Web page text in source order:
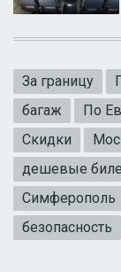
За границу
багаж
По
Скидки
дешевые
Симферополь
безопасность